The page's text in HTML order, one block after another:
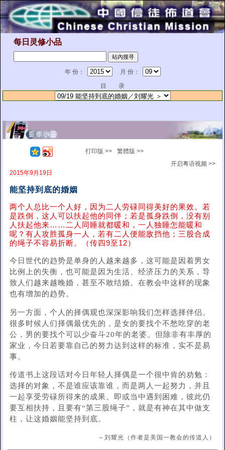
每日灵修小品
年 份：
月 份：
目 录
打印版 >>
繁體版 >>
开启粤语视频 >>
2015年9月19日
能坚持到底的婚姻
两个人总比一个人好，因为二人劳碌同得美好的果效。若
是跌倒，这人可以扶起他的同伴；若是孤身跌倒，没有别
人扶起他来……二人同睡就都暖和，一人独睡怎能暖和
呢？有人攻胜孤身一人，若有二人便能敌挡他；三股合成
的绳子不容易折断。（传四9至12）
今日世代的趋势是单身的人越来越多，这可能是因着男女
比例上的失衡，也可能是因为生活、经济压力的关系，导
致人们越来越晚婚，甚至不敢结婚。在教会中这样的现象
也有增加的趋势。
另一方面，个人的择偶观也深深影响我们怎样选择伴侣。
很多时候人们择偶最优先的，是女的要找个不愁吃穿的老
公，男的要找个可以少奋斗20年的老婆。但除非有丰厚的
家业，今日若要靠自己的努力达到这样的标准，实不是易
事。
传道书上这段话对今日年轻人择偶是一个很中肯的劝勉：
选择的对象，不是谁应该靠谁，而是两人一起努力，并且
一起享受劳碌所得来的成果。即或当中遇到困难，彼此仍
要互相扶持，且要有“第三股绳子”，就是有神在其中做支
柱，让这婚姻能坚持到底。
～刘耀光（作者是美国一教会的传道人）